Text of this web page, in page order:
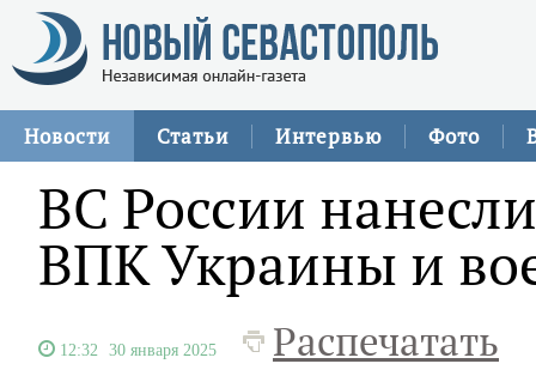
Новости Статьи Интервью Фото
ВС России
ВПК Украины и
12:32 30 января 2025 Распечатать